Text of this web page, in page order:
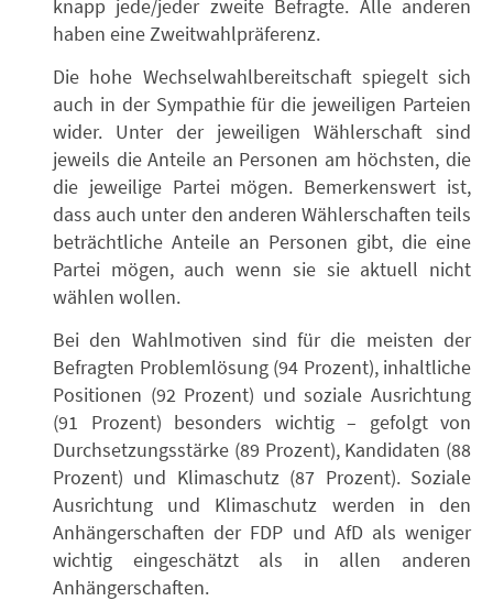
knapp jede/jeder zweite Befragte. Alle anderen
haben eine Zweitwahlpräferenz.
Die hohe Wechselwahlbereitschaft spiegelt sich
auch in der Sympathie für die jeweiligen Parteien
wider. Unter der jeweiligen Wählerschaft sind
jeweils die Anteile an Personen am höchsten, die
die jeweilige Partei mögen. Bemerkenswert ist,
dass auch unter den anderen Wählerschaften teils
beträchtliche Anteile an Personen gibt, die eine
Partei mögen, auch wenn sie sie aktuell nicht
wählen wollen.
Bei den Wahlmotiven sind für die meisten der
Befragten Problemlösung (94 Prozent), inhaltliche
Positionen (92 Prozent) und soziale Ausrichtung
(91 Prozent) besonders wichtig – gefolgt von
Durchsetzungsstärke (89 Prozent), Kandidaten (88
Prozent) und Klimaschutz (87 Prozent). Soziale
Ausrichtung und Klimaschutz werden in den
Anhängerschaften der FDP und AfD als weniger
wichtig eingeschätzt als in allen anderen
Anhängerschaften.